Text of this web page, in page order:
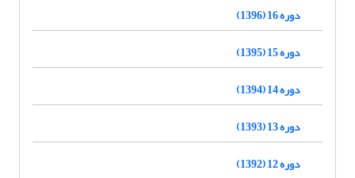
دوره 16 (1396)
دوره 15 (1395)
دوره 14 (1394)
دوره 13 (1393)
دوره 12 (1392)